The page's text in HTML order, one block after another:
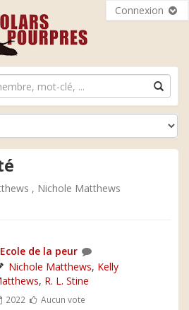
Connexion
, Nichole Matthews
de la peur
Nichole Matthews, Kelly
, R. L. Stine
2022
Aucun vote